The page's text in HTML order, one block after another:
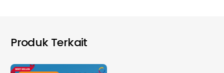
Produk Terkait